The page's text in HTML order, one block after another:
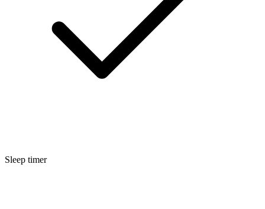
Sleep timer